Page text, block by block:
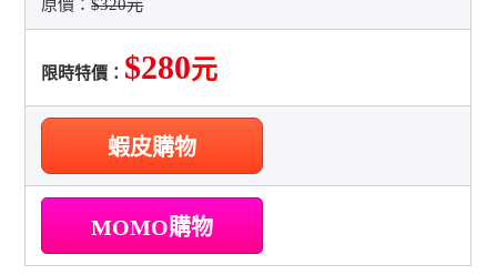
原價：$320元
限時特價： $280元
蝦皮購物
MOMO購物